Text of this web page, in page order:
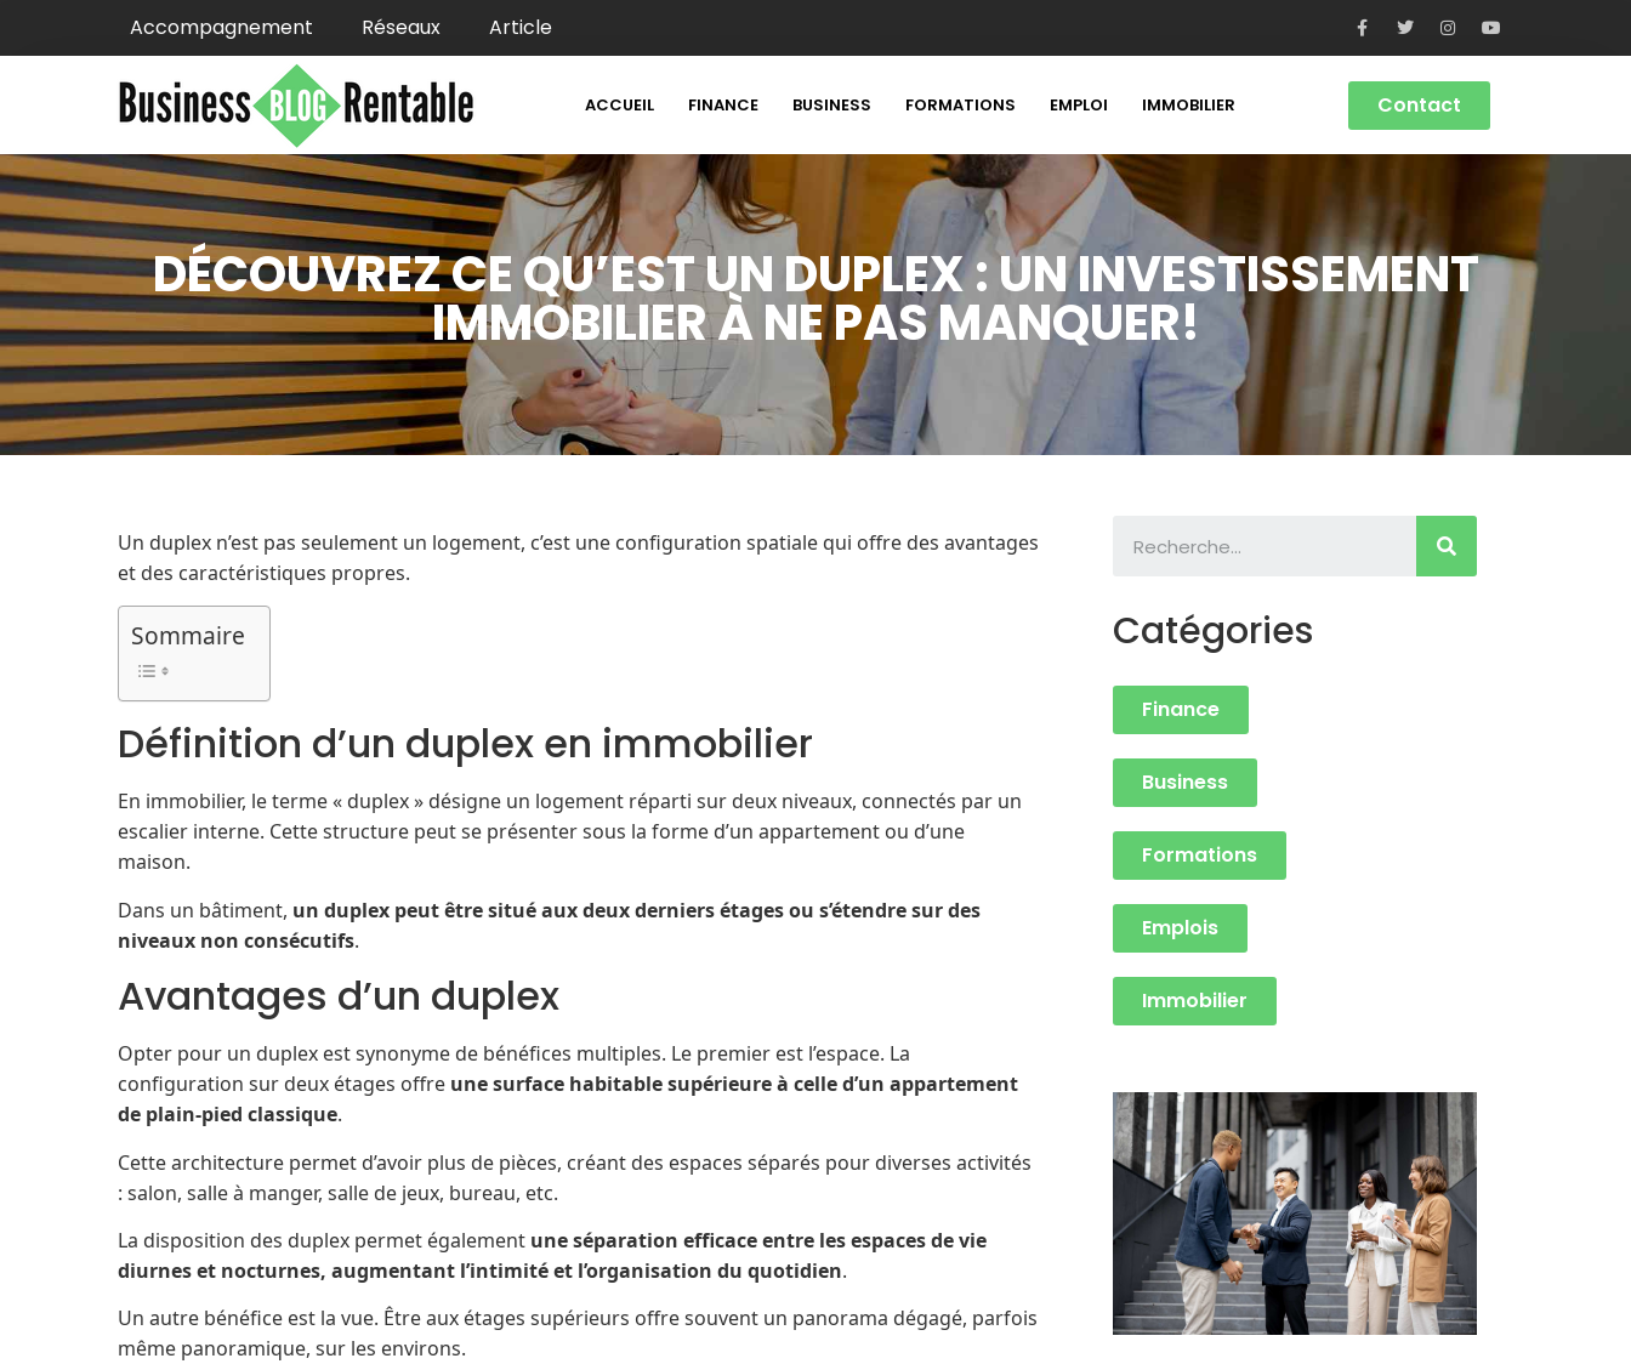
Accompagnement Réseaux Article
ACCUEIL FINANCE BUSINESS FORMATIONS EMPLOI IMMOBILIER Contact
DÉCOUVREZ CE QU’EST UN DUPLEX : UN INVESTISSEMENT
IMMOBILIER À NE PAS MANQUER!
Un duplex n’est pas seulement un logement, c’est une configuration spatiale qui offre des avantages
et des caractéristiques propres.
Sommaire
Définition d’un duplex en immobilier
En immobilier, le terme « duplex » désigne un logement réparti sur deux niveaux, connectés par un
escalier interne. Cette structure peut se présenter sous la forme d’un appartement ou d’une
maison.
Dans un bâtiment, un duplex peut être situé aux deux derniers étages ou s’étendre sur des
niveaux non consécutifs.
Avantages d’un duplex
Opter pour un duplex est synonyme de bénéfices multiples. Le premier est l’espace. La
configuration sur deux étages offre une surface habitable supérieure à celle d’un appartement
de plain-pied classique.
Cette architecture permet d’avoir plus de pièces, créant des espaces séparés pour diverses activités
: salon, salle à manger, salle de jeux, bureau, etc.
La disposition des duplex permet également une séparation efficace entre les espaces de vie
diurnes et nocturnes, augmentant l’intimité et l’organisation du quotidien.
Un autre bénéfice est la vue. Être aux étages supérieurs offre souvent un panorama dégagé, parfois
même panoramique, sur les environs.
Catégories
Finance
Business
Formations
Emplois
Immobilier